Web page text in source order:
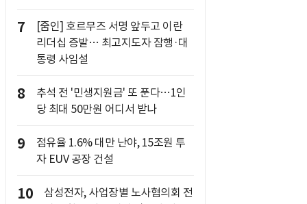
7
[줌인] 호르무즈 서명 앞두고 이란
리더십 증발… 최고지도자 잠행·대
통령 사임설
8
추석 전 '민생지원금' 또 푼다…1인
당 최대 50만원 어디서 받나
9
점유율 1.6% 대만 난야, 15조원 투
자 EUV 공장 건설
10
삼성전자, 사업장별 노사협의회 전